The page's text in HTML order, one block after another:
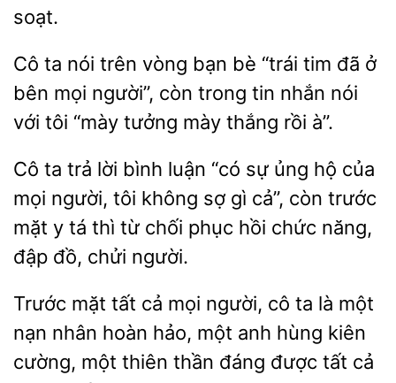
soạt.
Cô ta nói trên vòng bạn bè “trái tim đã ở
bên
người”, còn trong tin nhắn nói
với tôi “mày
mày thắng rồi
Cô
trả lời bình luận “có sự ủng hộ của
mọi người, tôi không sợ gì cả”, còn trước
mặt y tá thì từ chối phục
chức năng,
đồ, chửi người.
Trước mặt
cả mọi người, cô ta là một
nạn nhân hoàn hảo, một anh
kiên
cường, một thiên thần
được tất cả